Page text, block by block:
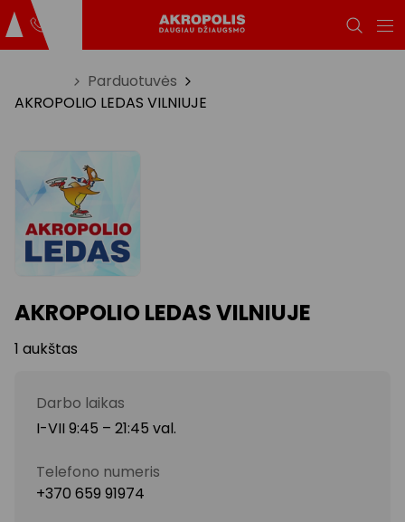
Parduotuvės
AKROPOLIO LEDAS VILNIUJE
AKROPOLIO LEDAS VILNIUJE
1 aukštas
Darbo laikas
I-VII 9:45 – 21:45 val.
Telefono numeris
+370 659 91974